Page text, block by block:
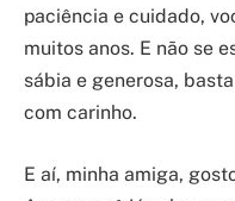
paciência e cuidado,
muitos anos. E não se
sábia e generosa,
com carinho.
E aí, minha amiga,